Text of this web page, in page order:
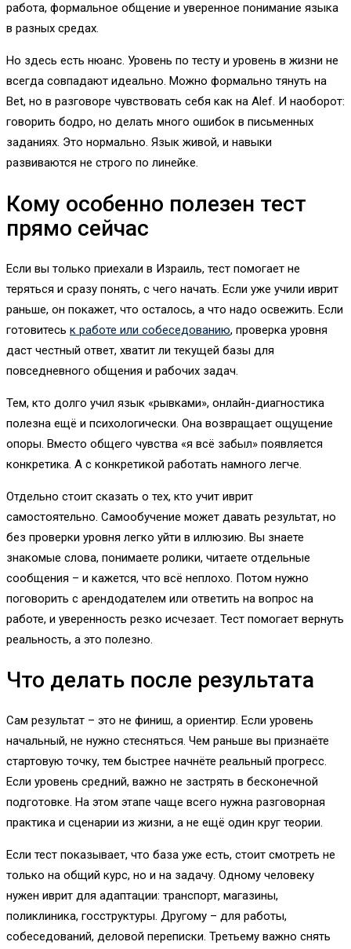
работа, формальное общение и уверенное понимание языка
в разных средах.
Но здесь есть нюанс. Уровень по тесту и уровень в жизни не
всегда совпадают идеально. Можно формально тянуть на
Bet, но в разговоре чувствовать себя как на Alef. И наоборот:
говорить бодро, но делать много ошибок в письменных
заданиях. Это нормально. Язык живой, и навыки
развиваются не строго по линейке.
Кому особенно полезен тест
прямо сейчас
Если вы только приехали в Израиль, тест помогает не
теряться и сразу понять, с чего начать. Если уже учили иврит
раньше, он покажет, что осталось, а что надо освежить. Если
готовитесь к работе или собеседованию, проверка уровня
даст честный ответ, хватит ли текущей базы для
повседневного общения и рабочих задач.
Тем, кто долго учил язык «рывками», онлайн-диагностика
полезна ещё и психологически. Она возвращает ощущение
опоры. Вместо общего чувства «я всё забыл» появляется
конкретика. А с конкретикой работать намного легче.
Отдельно стоит сказать о тех, кто учит иврит
самостоятельно. Самообучение может давать результат, но
без проверки уровня легко уйти в иллюзию. Вы знаете
знакомые слова, понимаете ролики, читаете отдельные
сообщения – и кажется, что всё неплохо. Потом нужно
поговорить с арендодателем или ответить на вопрос на
работе, и уверенность резко исчезает. Тест помогает вернуть
реальность, а это полезно.
Что делать после результата
Сам результат – это не финиш, а ориентир. Если уровень
начальный, не нужно стесняться. Чем раньше вы признаёте
стартовую точку, тем быстрее начнёте реальный прогресс.
Если уровень средний, важно не застрять в бесконечной
подготовке. На этом этапе чаще всего нужна разговорная
практика и сценарии из жизни, а не ещё один круг теории.
Если тест показывает, что база уже есть, стоит смотреть не
только на общий курс, но и на задачу. Одному человеку
нужен иврит для адаптации: транспорт, магазины,
поликлиника, госструктуры. Другому – для работы,
собеседований, деловой переписки. Третьему важно снять